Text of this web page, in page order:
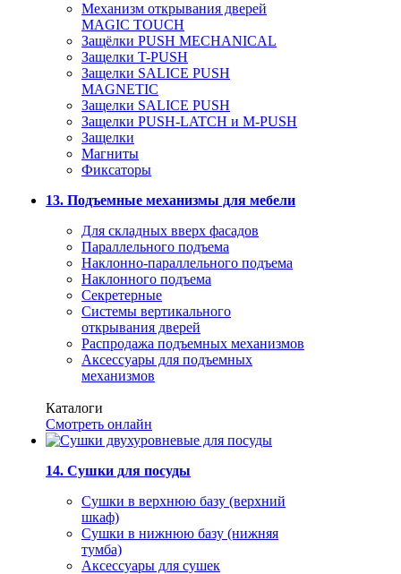
Механизм открывания дверей
MAGIC TOUCH
Защёлки PUSH MECHANICAL
Защелки T-PUSH
Защелки SALICE PUSH
MAGNETIC
Защелки SALICE PUSH
Защелки PUSH-LATCH и M-PUSH
Защелки
Магниты
Фиксаторы
13. Подъемные механизмы для мебели
Для складных вверх фасадов
Параллельного подъема
Наклонно-параллельного подъема
Наклонного подъема
Секретерные
Системы вертикального
открывания дверей
Распродажа подъемных механизмов
Аксессуары для подъемных
механизмов
Каталоги
Смотреть онлайн
14. Сушки для посуды
Сушки в верхнюю базу (верхний
шкаф)
Сушки в нижнюю базу (нижняя
тумба)
Аксессуары для сушек